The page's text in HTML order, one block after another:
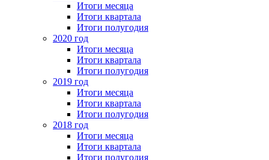
Итоги месяца
Итоги квартала
Итоги полугодия
2020 год
Итоги месяца
Итоги квартала
Итоги полугодия
2019 год
Итоги месяца
Итоги квартала
Итоги полугодия
2018 год
Итоги месяца
Итоги квартала
Итоги полугодия